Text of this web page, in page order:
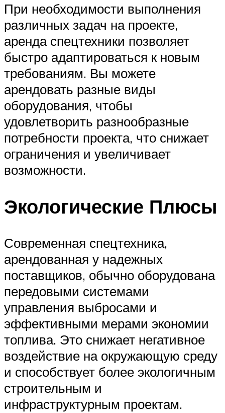
При необходимости выполнения
различных задач на проекте,
аренда спецтехники позволяет
быстро адаптироваться к новым
требованиям. Вы можете
арендовать разные виды
оборудования, чтобы
удовлетворить разнообразные
потребности проекта, что снижает
ограничения и увеличивает
возможности.
Экологические Плюсы
Современная спецтехника,
арендованная у надежных
поставщиков, обычно оборудована
передовыми системами
управления выбросами и
эффективными мерами экономии
топлива. Это снижает негативное
воздействие на окружающую среду
и способствует более экологичным
строительным и
инфраструктурным проектам.